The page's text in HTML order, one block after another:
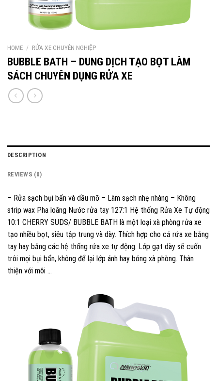
HOME / RỬA XE CHUYÊN NGHIỆP
BUBBLE BATH – DUNG DỊCH TẠO BỌT LÀM
SÁCH CHUYÊN DỤNG RỬA XE
DESCRIPTION
REVIEWS (0)
– Rửa sạch bụi bẩn và dầu mỡ – Làm sạch nhẹ nhàng – Không
strip wax Pha loãng Nước rửa tay 127:1 Hệ thống Rửa Xe Tự động
10:1 CHERRY SUDS/ BUBBLE BATH là một loại xà phòng rửa xe
tạo nhiều bọt, siêu tập trung và dày. Thích hợp cho cả rửa xe bằng
tay hay bằng các hệ thống rửa xe tự động. Lớp gạt dày sẽ cuốn
trôi mọi bụi bẩn, không để lại lớp ánh hay bóng xà phòng. Thân
thiện với môi …